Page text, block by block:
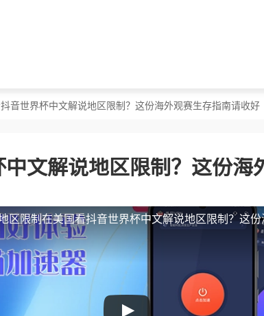
音世界杯中文解说地区限制？这份海外观赛生存指南请收好
文解说地区限制？这份海
区限制在美国看抖音世界杯中文解说地区限制？这